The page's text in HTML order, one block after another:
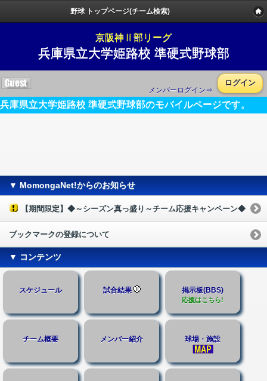
野球 トップページ(チーム検索)
京阪神Ⅱ部リーグ
兵庫県立大学姫路校 準硬式野球部
メンバーログイン⇒
ログイン
兵庫県立大学姫路校 準硬式野球部のモバイルページです。
▼ MomongaNet!からのお知らせ
【期間限定】◆～シーズン真っ盛り～チーム応援キャンペーン◆
ブックマークの登録について
▼ コンテンツ
スケジュール 試合結果 掲示板(BBS)
応援はこちら!
チーム概要 メンバー紹介 球場・施設